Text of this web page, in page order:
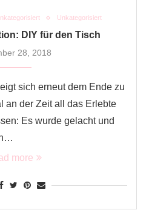
Unkategorisiert
DIY für den Tisch
28, 2018
sich erneut dem Ende zu
an der Zeit all das Erlebte
Es wurde gelacht und
more